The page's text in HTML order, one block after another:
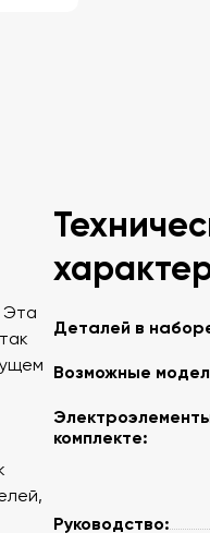
Эта
Деталей в
Возможные
комплекте:
Руководство: